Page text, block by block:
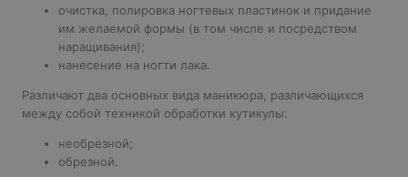
очистка, полировка ногтевых пластинок и придание
им желаемой формы (в том числе и посредством
наращивания);
нанесение на ногти лака.
Различают два основных вида маникюра, различающихся
между собой техникой обработки кутикулы:
необрезной;
обрезной.